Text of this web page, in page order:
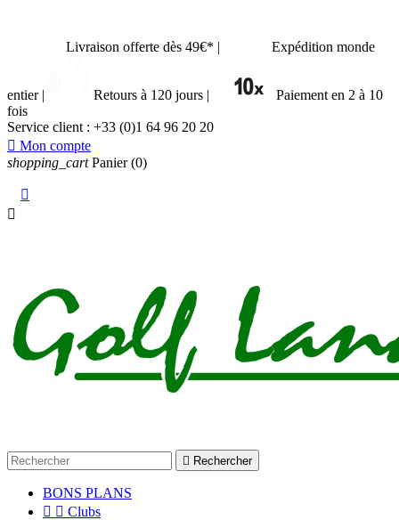
Livraison offerte dès 49€* | Expédition monde
entier | Retours à 120 jours |
Paiement en 2 à 10
fois
Service client : +33 (0)1 64 96 20 20
 Mon compte
shopping_cart Panier (0)


 Rechercher
BONS PLANS
  Clubs